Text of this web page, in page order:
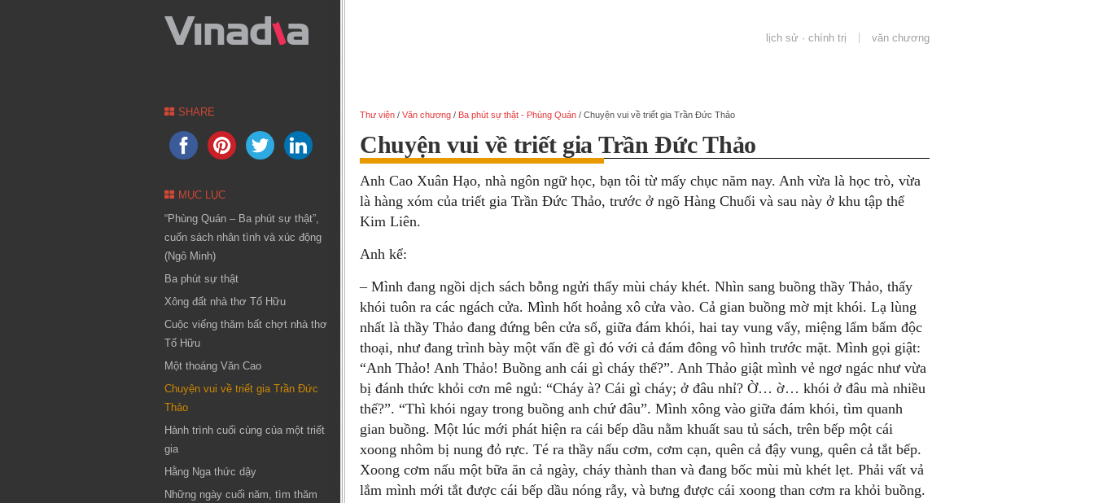
lịch sử · chính trị văn chương
Thư viện / Văn chương / Ba phút sự thật - Phùng Quán / Chuyện vui về triết gia Trần Đức Thảo
Chuyện vui về triết gia Trần Đức Thảo
Anh Cao Xuân Hạo, nhà ngôn ngữ học, bạn tôi từ mấy chục năm nay. Anh vừa là học trò, vừa
là hàng xóm của triết gia Trần Đức Thảo, trước ở ngõ Hàng Chuối và sau này ở khu tập thể
Kim Liên.
Anh kể:
– Mình đang ngồi dịch sách bỗng ngửi thấy mùi cháy khét. Nhìn sang buồng thầy Thảo, thấy
khói tuôn ra các ngách cửa. Mình hốt hoảng xô cửa vào. Cả gian buồng mờ mịt khói. Lạ lùng
nhất là thầy Thảo đang đứng bên cửa sổ, giữa đám khói, hai tay vung vẩy, miệng lẩm bẩm độc
thoại, như đang trình bày một vấn đề gì đó với cả đám đông vô hình trước mặt. Mình gọi giật:
“Anh Thảo! Anh Thảo! Buồng anh cái gì cháy thế?”. Anh Thảo giật mình vẻ ngơ ngác như vừa
bị đánh thức khỏi cơn mê ngủ: “Cháy à? Cái gì cháy; ở đâu nhỉ? Ờ… ờ… khói ở đâu mà nhiều
thế?”. “Thì khói ngay trong buồng anh chứ đâu”. Mình xông vào giữa đám khói, tìm quanh
gian buồng. Một lúc mới phát hiện ra cái bếp dầu nằm khuất sau tủ sách, trên bếp một cái
xoong nhôm bị nung đỏ rực. Té ra thầy nấu cơm, cơm cạn, quên cả đậy vung, quên cả tắt bếp.
Xoong cơm nấu một bữa ăn cả ngày, cháy thành than và đang bốc mùi mù khét lẹt. Phải vất vả
lắm mình mới tắt được cái bếp dầu nóng rẫy, và bưng được cái xoong than cơm ra khỏi buồng.
SHARE
MỤC LỤC
“Phùng Quán – Ba phút sự thật”,
cuốn sách nhân tình và xúc động
(Ngô Minh)
Ba phút sự thật
Xông đất nhà thơ Tố Hữu
Cuộc viếng thăm bất chợt nhà thơ
Tố Hữu
Một thoáng Văn Cao
Chuyện vui về triết gia Trần Đức
Thảo
Hành trình cuối cùng của một triết
gia
Hằng Nga thức dậy
Những ngày cuối năm, tìm thăm